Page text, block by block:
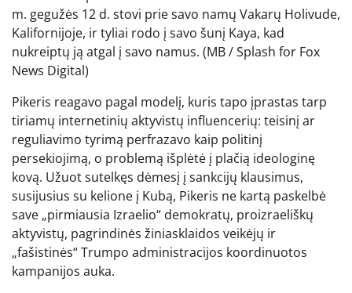
m. gegužės 12 d. stovi prie savo namų Vakarų Holivude,
Kalifornijoje, ir tyliai rodo į savo šunį Kaya, kad
nukreiptų ją atgal į savo namus. (MB / Splash for Fox
News Digital)
Pikeris reagavo pagal modelį, kuris tapo įprastas tarp
tiriamų internetinių aktyvistų influencerių: teisinį ar
reguliavimo tyrimą perfrazavo kaip politinį
persekiojimą, o problemą išplėtė į plačią ideologinę
kovą. Užuot sutelkęs dėmesį į sankcijų klausimus,
susijusius su kelione į Kubą, Pikeris ne kartą paskelbė
save „pirmiausia Izraelio“ demokratų, proizraeliškų
aktyvistų, pagrindinės žiniasklaidos veikėjų ir
„fašistinės“ Trumpo administracijos koordinuotos
kampanijos auka.